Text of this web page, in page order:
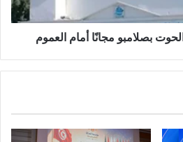
بصلامبو مجانًا أمام العموم